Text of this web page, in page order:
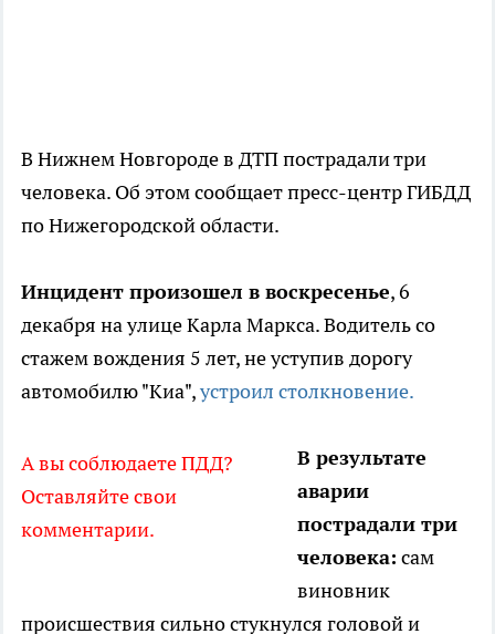
В Нижнем Новгороде в ДТП пострадали три
человека. Об этом сообщает пресс-центр ГИБДД
по Нижегородской области.
Инцидент произошел в воскресенье, 6
декабря на улице Карла Маркса. Водитель со
стажем вождения 5 лет, не уступив дорогу
автомобилю "Киа",устроил столкновение.
А вы соблюдаете ПДД?
Оставляйте свои
комментарии.
В результате
аварии
пострадали три
человека: сам
виновник
происшествия сильно стукнулся головой и